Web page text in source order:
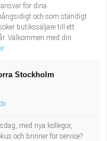
för dina
och som ständigt
butikssäljare till ett
Välkommen med din
Stockholm
med nya kollegor,
och brinner för service?